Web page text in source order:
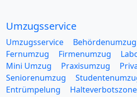
Umzugsservice
Umzugsservice Behördenumzug
Fernumzug
Firmenumzug
Mini Umzug
Praxisumzug
Seniorenumzug
Entrümpelung
Halteverbotszone